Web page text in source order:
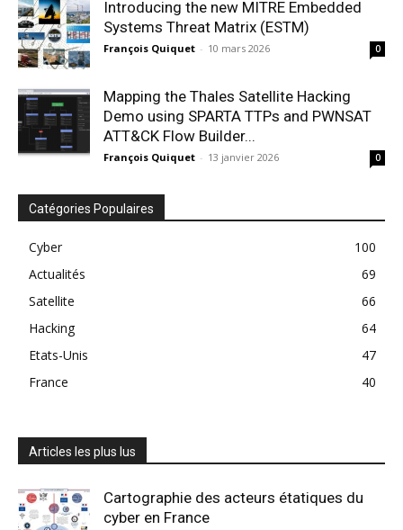
Introducing the new MITRE Embedded
Systems Threat Matrix (ESTM)
François Quiquet - 10 mars 2026 0
Mapping the Thales Satellite Hacking
Demo using SPARTA TTPs and PWNSAT
ATT&CK Flow Builder...
François Quiquet - 13 janvier 2026 0
Catégories Populaires
Cyber
100
Actualités
69
Satellite
66
Hacking
64
Etats-Unis
47
France
40
Articles les plus lus
Cartographie des acteurs étatiques du
cyber en France